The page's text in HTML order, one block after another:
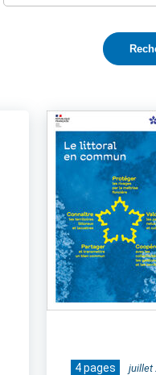
4 pages juillet